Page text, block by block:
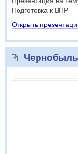
Подготовка к ВПР
Открыть